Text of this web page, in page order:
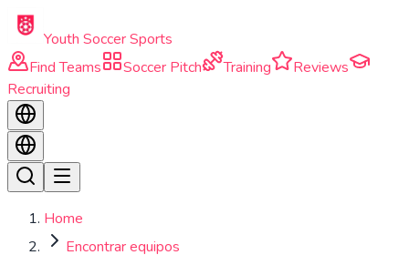
Skip to main content
Youth Soccer Sports
Find Teams
Soccer Pitch Training
Reviews
Recruiting
Home
Encontrar equipos